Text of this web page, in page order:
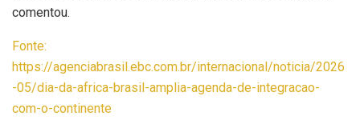
comentou.
Fonte:
https://agenciabrasil.ebc.com.br/internacional/noticia/2026
-05/dia-da-africa-brasil-amplia-agenda-de-integracao-
com-o-continente